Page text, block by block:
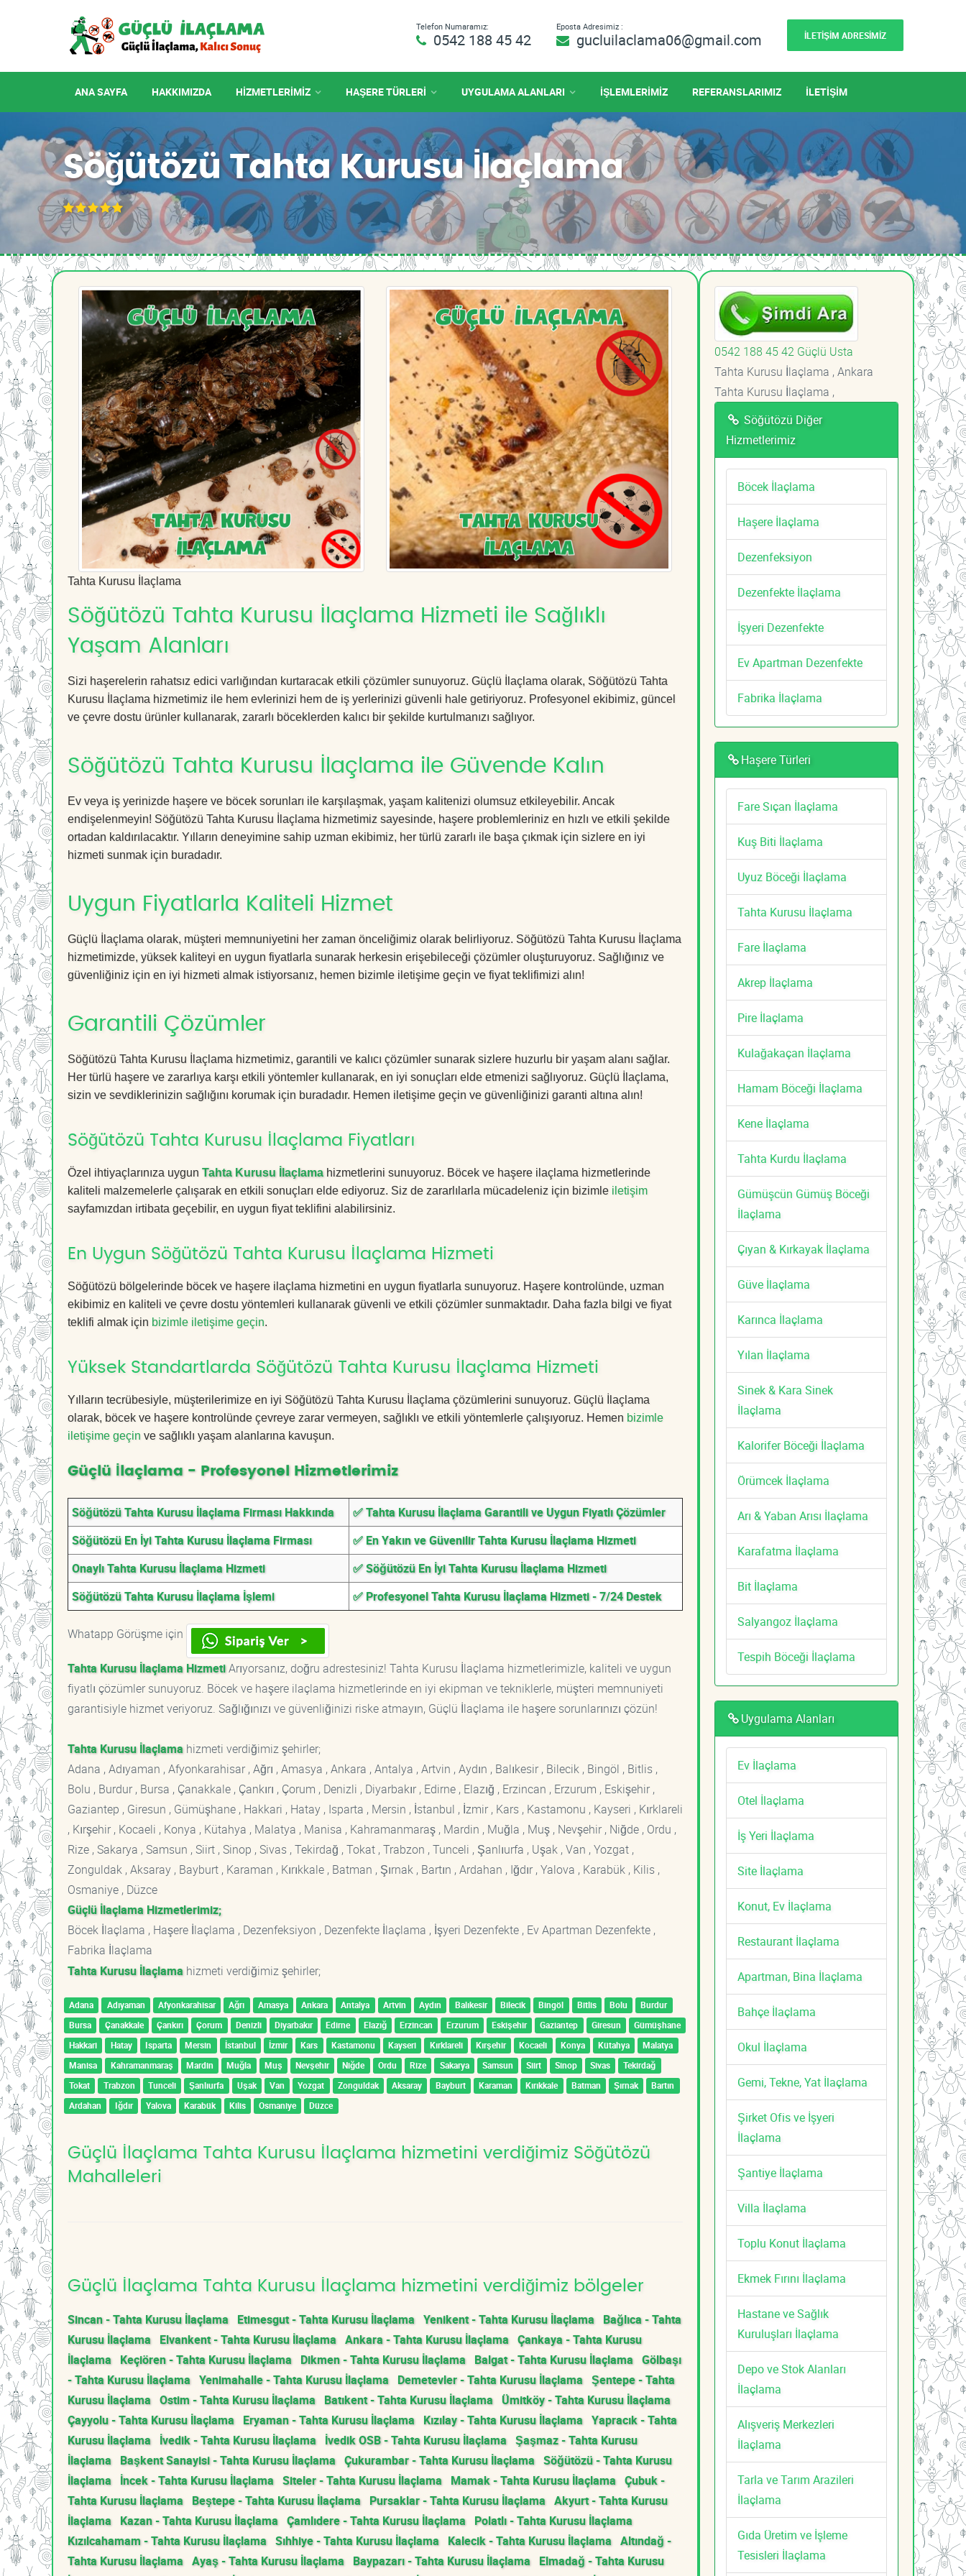
Telefon Numaramız:
0542 188 45 42
Eposta Adresimiz :
gucluilaclama06@gmail.com İLETİŞİM ADRESİMİZ
ANA SAYFA HAKKIMIZDA HIZMETLERIMIZ HAŞERE TÜRLERİ UYGULAMA ALANLARI İŞLEMLERİMİZ REFERANSLARIMIZ İLETİŞİM
Söğütözü Tahta Kurusu İlaçlama
Tahta Kurusu İlaçlama
Söğütözü Tahta Kurusu İlaçlama Hizmeti ile Sağlıklı
Yaşam Alanları
Sizi haşerelerin rahatsız edici varlığından kurtaracak etkili çözümler sunuyoruz. Güçlü İlaçlama olarak, Söğütözü Tahta
Kurusu İlaçlama hizmetimiz ile hem evlerinizi hem de iş yerlerinizi güvenli hale getiriyoruz. Profesyonel ekibimiz, güncel
ve çevre dostu ürünler kullanarak, zararlı böceklerden kalıcı bir şekilde kurtulmanızı sağlıyor.
Söğütözü Tahta Kurusu İlaçlama ile Güvende Kalın
Ev veya iş yerinizde haşere ve böcek sorunları ile karşılaşmak, yaşam kalitenizi olumsuz etkileyebilir. Ancak
endişelenmeyin! Söğütözü Tahta Kurusu İlaçlama hizmetimiz sayesinde, haşere problemleriniz en hızlı ve etkili şekilde
ortadan kaldırılacaktır. Yılların deneyimine sahip uzman ekibimiz, her türlü zararlı ile başa çıkmak için sizlere en iyi
hizmeti sunmak için buradadır.
Uygun Fiyatlarla Kaliteli Hizmet
Güçlü İlaçlama olarak, müşteri memnuniyetini her zaman önceliğimiz olarak belirliyoruz. Söğütözü Tahta Kurusu İlaçlama
hizmetimizde, yüksek kaliteyi en uygun fiyatlarla sunarak herkesin erişebileceği çözümler oluşturuyoruz. Sağlığınız ve
güvenliğiniz için en iyi hizmeti almak istiyorsanız, hemen bizimle iletişime geçin ve fiyat teklifimizi alın!
Garantili Çözümler
Söğütözü Tahta Kurusu İlaçlama hizmetimiz, garantili ve kalıcı çözümler sunarak sizlere huzurlu bir yaşam alanı sağlar.
Her türlü haşere ve zararlıya karşı etkili yöntemler kullanarak, en iyi sonuçları elde etmenizi sağlıyoruz. Güçlü İlaçlama,
sizin ve sevdiklerinizin sağlığını korumak için buradadır. Hemen iletişime geçin ve güvenliğinizi garanti altına alın!
Söğütözü Tahta Kurusu İlaçlama Fiyatları
Özel ihtiyaçlarınıza uygun Tahta Kurusu İlaçlamahizmetlerini sunuyoruz. Böcek ve haşere ilaçlama hizmetlerinde
kaliteli malzemelerle çalışarak en etkili sonuçları elde ediyoruz. Siz de zararlılarla mücadeleniz için bizimle iletişim
sayfamızdan irtibata geçebilir, en uygun fiyat teklifini alabilirsiniz.
En Uygun Söğütözü Tahta Kurusu İlaçlama Hizmeti
Söğütözü bölgelerinde böcek ve haşere ilaçlama hizmetini en uygun fiyatlarla sunuyoruz. Haşere kontrolünde, uzman
ekibimiz en kaliteli ve çevre dostu yöntemleri kullanarak güvenli ve etkili çözümler sunmaktadır. Daha fazla bilgi ve fiyat
teklifi almak için bizimle iletişime geçin.
Yüksek Standartlarda Söğütözü Tahta Kurusu İlaçlama Hizmeti
Yılların tecrübesiyle, müşterilerimize en iyi Söğütözü Tahta Kurusu İlaçlama çözümlerini sunuyoruz. Güçlü İlaçlama
olarak, böcek ve haşere kontrolünde çevreye zarar vermeyen, sağlıklı ve etkili yöntemlerle çalışıyoruz. Hemen bizimle
iletişime geçin ve sağlıklı yaşam alanlarına kavuşun.
Güçlü İlaçlama - Profesyonel Hizmetlerimiz
Söğütözü Tahta Kurusu İlaçlama Firması Hakkında
✅ Tahta Kurusu İlaçlama Garantili ve Uygun Fiyatlı Çözümler
Söğütözü En İyi Tahta Kurusu İlaçlama Firması
✅ En Yakın ve Güvenilir Tahta Kurusu İlaçlama Hizmeti
Onaylı Tahta Kurusu İlaçlama Hizmeti
✅ Söğütözü En İyi Tahta Kurusu İlaçlama Hizmeti
Söğütözü Tahta Kurusu İlaçlama İşlemi
✅ Profesyonel Tahta Kurusu İlaçlama Hizmeti - 7/24 Destek
Whatapp Görüşme için
Tahta Kurusu İlaçlama HizmetiArıyorsanız, doğru adrestesiniz! Tahta Kurusu İlaçlama hizmetlerimizle, kaliteli ve uygun
fiyatlı çözümler sunuyoruz. Böcek ve haşere ilaçlama hizmetlerinde en iyi ekipman ve tekniklerle, müşteri memnuniyeti
garantisiyle hizmet veriyoruz. Sağlığınızı ve güvenliğinizi riske atmayın, Güçlü İlaçlama ile haşere sorunlarınızı çözün!
Tahta Kurusu İlaçlama hizmeti verdiğimiz şehirler;
Adana , Adıyaman , Afyonkarahisar , Ağrı , Amasya , Ankara , Antalya , Artvin , Aydın , Balıkesir , Bilecik , Bingöl , Bitlis ,
Bolu , Burdur , Bursa , Çanakkale , Çankırı , Çorum , Denizli , Diyarbakır , Edirne , Elazığ , Erzincan , Erzurum , Eskişehir ,
Gaziantep , Giresun , Gümüşhane , Hakkari , Hatay , Isparta , Mersin , İstanbul , İzmir , Kars , Kastamonu , Kayseri , Kırklareli
, Kırşehir , Kocaeli , Konya , Kütahya , Malatya , Manisa , Kahramanmaraş , Mardin , Muğla , Muş , Nevşehir , Niğde , Ordu ,
Rize , Sakarya , Samsun , Siirt , Sinop , Sivas , Tekirdağ , Tokat , Trabzon , Tunceli , Şanlıurfa , Uşak , Van , Yozgat ,
Zonguldak , Aksaray , Bayburt , Karaman , Kırıkkale , Batman , Şırnak , Bartın , Ardahan , Iğdır , Yalova , Karabük , Kilis ,
Osmaniye , Düzce
Güçlü İlaçlama Hizmetlerimiz;
Böcek İlaçlama , Haşere İlaçlama , Dezenfeksiyon , Dezenfekte İlaçlama , İşyeri Dezenfekte , Ev Apartman Dezenfekte ,
Fabrika İlaçlama
Tahta Kurusu İlaçlama hizmeti verdiğimiz şehirler;
Adana Adıyaman Afyonkarahisar Ağrı Amasya Ankara Antalya Artvin Aydın Balıkesir Bilecik Bingöl Bitlis Bolu
Burdur
Bursa
Çanakkale Çankırı Çorum Denizli Diyarbakır Edirne Elazığ Erzincan Erzurum Eskişehir Gaziantep Giresun
Gümüşhane
Hakkari
Hatay Isparta Mersin İstanbul İzmir Kars Kastamonu Kayseri Kırklareli Kırşehir Kocaeli Konya Kütahya
Malatya
Manisa
Kahramanmaraş Mardin Muğla Muş Nevşehir Niğde Ordu Rize Sakarya Samsun Siirt Sinop Sivas
Tekirdağ
Tokat
Trabzon Tunceli Şanlıurfa Uşak Van Yozgat Zonguldak Aksaray Bayburt Karaman Kırıkkale Batman Şırnak
Bartın
Ardahan
Iğdır Yalova Karabük Kilis Osmaniye Düzce
Güçlü İlaçlama Tahta Kurusu İlaçlama hizmetini verdiğimiz Söğütözü
Mahalleleri
Güçlü İlaçlama Tahta Kurusu İlaçlama hizmetini verdiğimiz bölgeler
Sincan - Tahta Kurusu İlaçlama Etimesgut - Tahta Kurusu İlaçlama Yenikent - Tahta Kurusu İlaçlama Bağlıca - Tahta
Kurusu İlaçlama Elvankent - Tahta Kurusu İlaçlama Ankara - Tahta Kurusu İlaçlama Çankaya - Tahta Kurusu
İlaçlama Keçiören - Tahta Kurusu İlaçlama Dikmen - Tahta Kurusu İlaçlama Balgat - Tahta Kurusu İlaçlama Gölbaşı
- Tahta Kurusu İlaçlama Yenimahalle - Tahta Kurusu İlaçlama Demetevler - Tahta Kurusu İlaçlama Şentepe - Tahta
Kurusu İlaçlama Ostim - Tahta Kurusu İlaçlama Batıkent - Tahta Kurusu İlaçlama Ümitköy - Tahta Kurusu İlaçlama
Çayyolu - Tahta Kurusu İlaçlama Eryaman - Tahta Kurusu İlaçlama Kızılay - Tahta Kurusu İlaçlama Yapracık - Tahta
Kurusu İlaçlama İvedik - Tahta Kurusu İlaçlama İvedik OSB - Tahta Kurusu İlaçlama Şaşmaz - Tahta Kurusu
İlaçlama Başkent Sanayisi - Tahta Kurusu İlaçlama Çukurambar - Tahta Kurusu İlaçlama Söğütözü - Tahta Kurusu
İlaçlama İncek - Tahta Kurusu İlaçlama Siteler - Tahta Kurusu İlaçlama Mamak - Tahta Kurusu İlaçlama Çubuk -
Tahta Kurusu İlaçlama Beştepe - Tahta Kurusu İlaçlama Pursaklar - Tahta Kurusu İlaçlama Akyurt - Tahta Kurusu
İlaçlama Kazan - Tahta Kurusu İlaçlama Çamlıdere - Tahta Kurusu İlaçlama Polatlı - Tahta Kurusu İlaçlama
Kızılcahamam - Tahta Kurusu İlaçlama Sıhhiye - Tahta Kurusu İlaçlama Kalecik - Tahta Kurusu İlaçlama Altındağ -
Tahta Kurusu İlaçlama Ayaş - Tahta Kurusu İlaçlama Baypazarı - Tahta Kurusu İlaçlama Elmadağ - Tahta Kurusu
0542 188 45 42 Güçlü Usta
Tahta Kurusu İlaçlama , Ankara
Tahta Kurusu İlaçlama ,
Söğütözü Diğer
Hizmetlerimiz
Böcek İlaçlama
Haşere İlaçlama
Dezenfeksiyon
Dezenfekte İlaçlama
İşyeri Dezenfekte
Ev Apartman Dezenfekte
Fabrika İlaçlama
Haşere Türleri
Fare Sıçan İlaçlama
Kuş Biti İlaçlama
Uyuz Böceği İlaçlama
Tahta Kurusu İlaçlama
Fare İlaçlama
Akrep İlaçlama
Pire İlaçlama
Kulağakaçan İlaçlama
Hamam Böceği İlaçlama
Kene İlaçlama
Tahta Kurdu İlaçlama
Gümüşcün Gümüş Böceği
İlaçlama
Çıyan & Kırkayak İlaçlama
Güve İlaçlama
Karınca İlaçlama
Yılan İlaçlama
Sinek & Kara Sinek
İlaçlama
Kalorifer Böceği İlaçlama
Örümcek İlaçlama
Arı & Yaban Arısı İlaçlama
Karafatma İlaçlama
Bit İlaçlama
Salyangoz İlaçlama
Tespih Böceği İlaçlama
Uygulama Alanları
Ev İlaçlama
Otel İlaçlama
İş Yeri İlaçlama
Site İlaçlama
Konut, Ev İlaçlama
Restaurant İlaçlama
Apartman, Bina İlaçlama
Bahçe İlaçlama
Okul İlaçlama
Gemi, Tekne, Yat İlaçlama
Şirket Ofis ve İşyeri
İlaçlama
Şantiye İlaçlama
Villa İlaçlama
Toplu Konut İlaçlama
Ekmek Fırını İlaçlama
Hastane ve Sağlık
Kuruluşları İlaçlama
Depo ve Stok Alanları
İlaçlama
Alışveriş Merkezleri
İlaçlama
Tarla ve Tarım Arazileri
İlaçlama
Gıda Üretim ve İşleme
Tesisleri İlaçlama